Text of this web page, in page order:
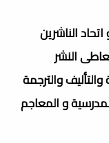
/ ابريل 1983 - عضو اتحاد الناشرين
النشر
والترجمة
و المعاجم